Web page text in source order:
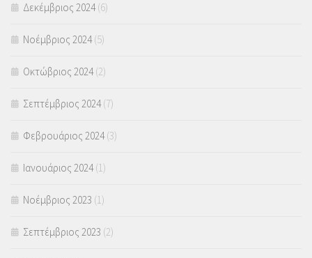
Δεκέμβριος 2024(6)
Νοέμβριος 2024(5)
Οκτώβριος 2024(2)
Σεπτέμβριος 2024(7)
Φεβρουάριος 2024(3)
Ιανουάριος 2024(1)
Νοέμβριος 2023 (1)
Σεπτέμβριος 2023 (2)